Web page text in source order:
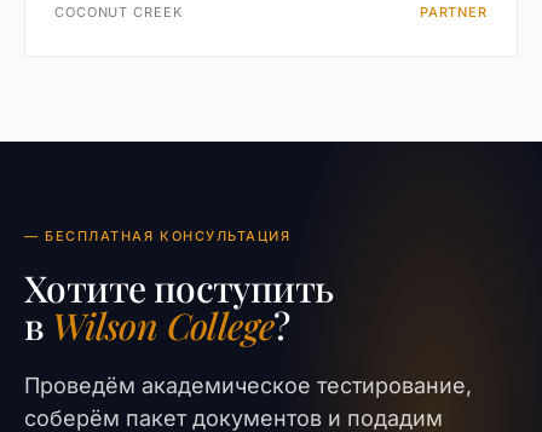
COCONUT CREEK PARTNER
— БЕСПЛАТНАЯ КОНСУЛЬТАЦИЯ
Хотите поступить
в Wilson College?
Проведём академическое тестирование,
соберём пакет документов и подадим